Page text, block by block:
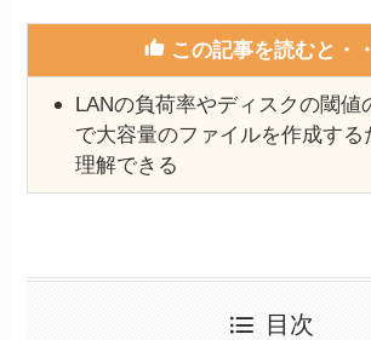
この記事を読むと・
LANの負荷率やディスクの閾値
で大容量のファイルを作成する
理解できる
目次